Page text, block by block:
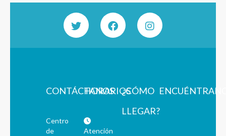
CONTÁCTANOS
Centro
de
HORARIOS
Atención
¿CÓMO
LLEGAR?